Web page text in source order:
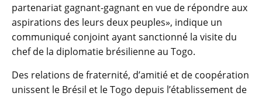
partenariat gagnant-gagnant en vue de répondre aux
aspirations des leurs deux peuples», indique un
communiqué conjoint ayant sanctionné la visite du
chef de la diplomatie brésilienne au Togo.
Des relations de fraternité, d’amitié et de coopération
unissent le Brésil et le Togo depuis l’établissement de